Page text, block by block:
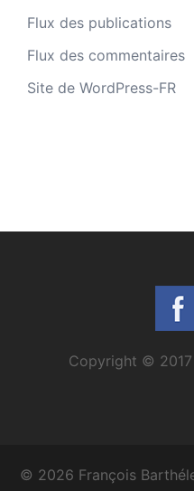
Flux des publications
Flux des commentaires
Site de WordPress-FR
Copyright © 2017
© 2026 François